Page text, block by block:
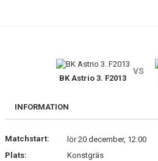
LEDARE/TRÄNARE
MATCHER
DOKUMENT
BK Astrio 3. F2013
vs
INFORMATION
Matchstart:
lör 20 december, 12:00
Plats:
Konstgräs